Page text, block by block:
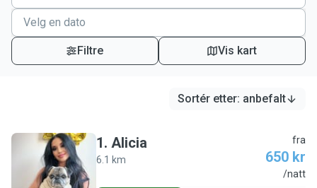
Filtre Vis kart
Sortér etter: anbefalt
A
1. Alicia
6.1 km
fra
650 kr
/natt